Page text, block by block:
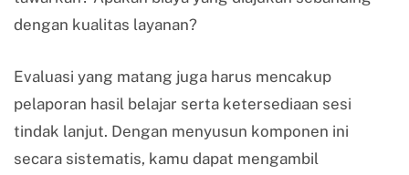
dengan kualitas layanan?
Evaluasi yang matang juga harus mencakup
pelaporan hasil belajar serta ketersediaan sesi
tindak lanjut. Dengan menyusun komponen ini
secara sistematis, kamu dapat mengambil